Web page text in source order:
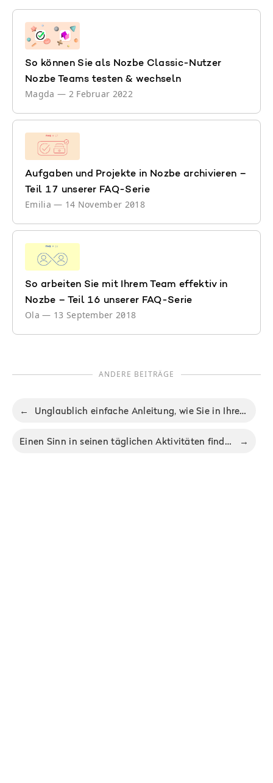
So können Sie als Nozbe Classic-Nutzer
Nozbe Teams testen & wechseln
Magda — 2 Februar 2022
Aufgaben und Projekte in Nozbe archivieren –
Teil 17 unserer FAQ-Serie
Emilia— 14 November 2018
So arbeiten Sie mit Ihrem Team effektiv in
Nozbe – Teil 16 unserer FAQ-Serie
Ola— 13 September 2018
ANDERE BEITRÄGE
← Unglaublich einfache Anleitung, wie Sie in Ihrem Alltag die Prioritäten setzen
Einen Sinn in seinen täglichen Aktivitäten finden – Burnout im Beruf bekämpfen →